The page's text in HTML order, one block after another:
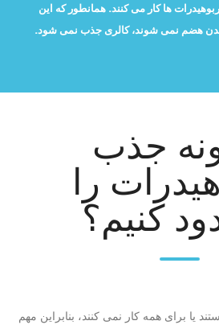
ها کار می کنند. همانطور که این
بدن هضم نمی شوند، کالری جذب نمی شود.
جذب
را
کنیم؟
یا برای همه کار نمی کنند، بنابراین مهم